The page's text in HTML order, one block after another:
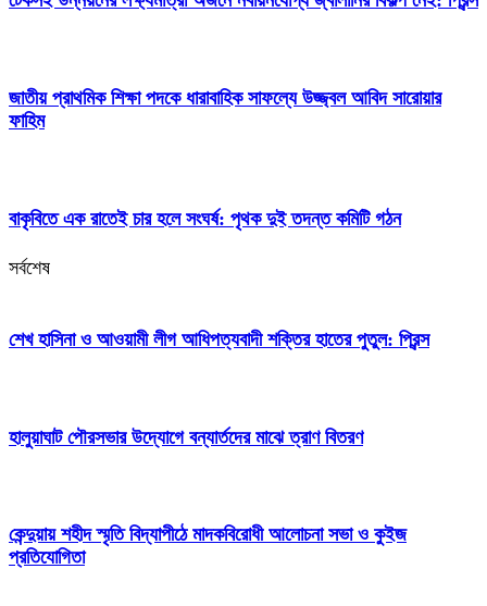
জাতীয় প্রাথমিক শিক্ষা পদকে ধারাবাহিক সাফল্যে উজ্জ্বল আবিদ সারোয়ার
ফাহিম
বাকৃবিতে এক রাতেই চার হলে সংঘর্ষ: পৃথক দুই তদন্ত কমিটি গঠন
সর্বশেষ
শেখ হাসিনা ও আওয়ামী লীগ আধিপত্যবাদী শক্তির হাতের পুতুল: প্রিন্স
হালুয়াঘাট পৌরসভার উদ্যোগে বন্যার্তদের মাঝে ত্রাণ বিতরণ
কেন্দুয়ায় শহীদ স্মৃতি বিদ্যাপীঠে মাদকবিরোধী আলোচনা সভা ও কুইজ
প্রতিযোগিতা